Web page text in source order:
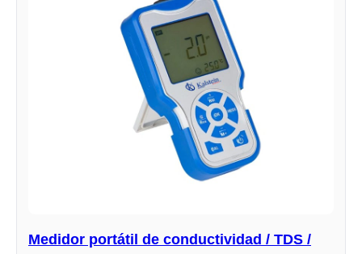
Medidor portátil de conductividad / TDS /